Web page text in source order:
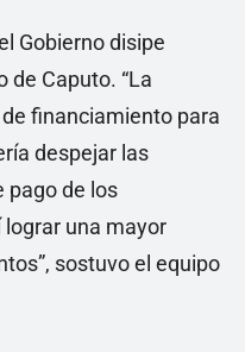
Gobierno disipe
de Caputo. “La
financiamiento para
despejar las
pago de los
una mayor
sostuvo el equipo